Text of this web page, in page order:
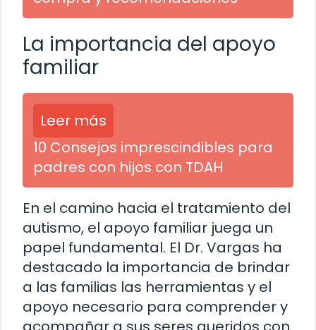
La importancia del apoyo
familiar
Leer más
10 Consejos imprescindibles para
padres con hijos con TDAH
En el camino hacia el tratamiento del
autismo, el apoyo familiar juega un
papel fundamental. El Dr. Vargas ha
destacado la importancia de brindar
a las familias las herramientas y el
apoyo necesario para comprender y